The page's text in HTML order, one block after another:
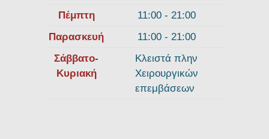
Πέμπτη
11:00 - 21:00
Παρασκευή
11:00 - 21:00
Σάββατο-
Κυριακή
Κλειστά πλην
Χειρουργικών
επεμβάσεων